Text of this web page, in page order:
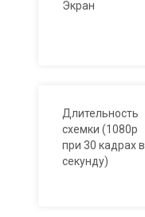
Экран
Длительность
схемки (1080p
при 30 кадрах в
секунду)